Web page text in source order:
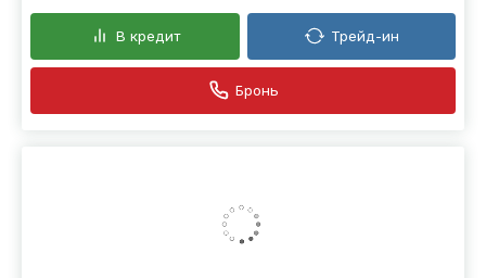
В кредит Трейд-ин
Бронь